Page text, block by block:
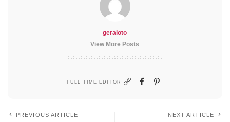
geraioto
View More Posts
FULL TIME EDITOR
PREVIOUS ARTICLE NEXT ARTICLE